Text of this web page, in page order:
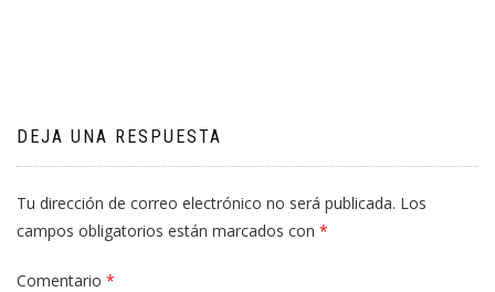
DEJA UNA RESPUESTA
Tu dirección de correo electrónico no será publicada. Los
campos obligatorios están marcados con *
Comentario *